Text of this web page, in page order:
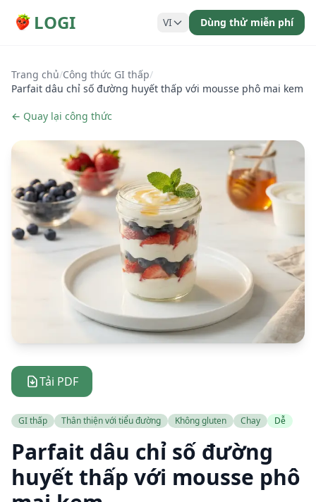
LOGI VI Dùng thử miễn phí
Trang chủ/Công thức GI thấp/
Parfait dâu chỉ số đường huyết thấp với mousse phô mai kem
← Quay lại công thức
Tải PDF
GI thấp Thân thiện với tiểu đường Không gluten Chay Dễ
Parfait dâu chỉ số đường
huyết thấp với mousse phô